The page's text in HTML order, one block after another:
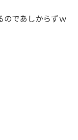
のであしからずｗ